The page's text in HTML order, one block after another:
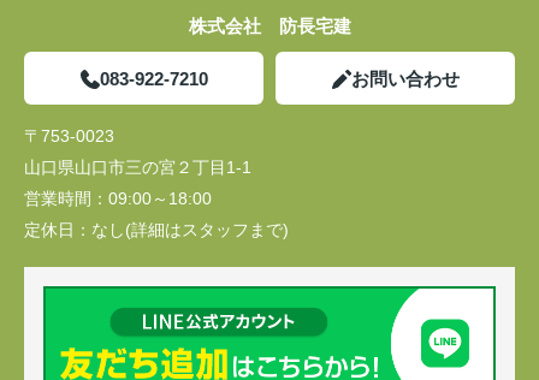
株式会社 防長宅建
083-922-7210 お問い合わせ
〒753-0023
山口県山口市三の宮２丁目1-1
営業時間： 09:00～18:00
定休日： なし(詳細はスタッフまで)